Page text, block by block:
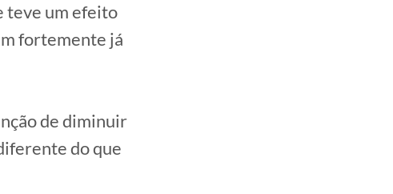
teve um efeito
fortemente já
de diminuir
do que